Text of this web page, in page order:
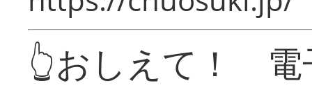
👆おしえて！ 電